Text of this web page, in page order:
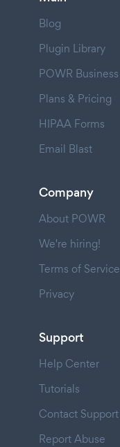
Blog
Plugin Library
POWR Business
Plans & Pricing
HIPAA Forms
Email Blast
Company
About POWR
We're hiring!
Terms of Service
Privacy
Support
Help Center
Tutorials
Contact Support
Report Abuse